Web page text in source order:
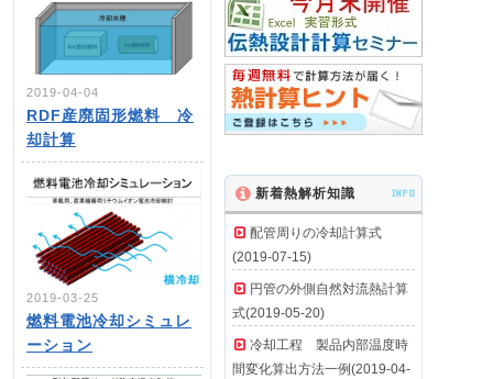
2019-04-04
RDF産廃固形燃料 冷
却計算
2019-03-25
燃料電池冷却シミュレ
ーション
新着熱解析知識 INFO
配管周りの冷却計算式
(2019-07-15)
円管の外側自然対流熱計算
式(2019-05-20)
冷却工程 製品内部温度時
間変化算出方法一例(2019-04-